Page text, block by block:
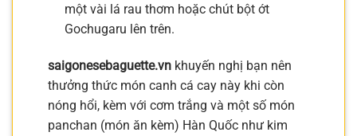
một vài lá rau thơm hoặc chút bột ớt
Gochugaru lên trên.
saigonesebaguette.vn khuyến nghị bạn nên
thưởng thức món canh cá cay này khi còn
nóng hổi, kèm với cơm trắng và một số món
panchan (món ăn kèm) Hàn Quốc như kim